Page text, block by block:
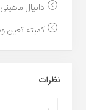
دانیال
کمیته تعین
نظرات